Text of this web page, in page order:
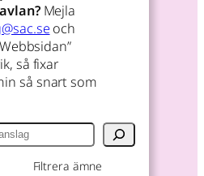
Mejla
och
så fixar
så snart som
Filtrera ämne